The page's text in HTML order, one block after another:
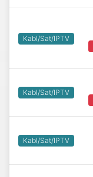
Kabl/Sat/IPTV
Kabl/Sat/IPTV
Kabl/Sat/IPTV